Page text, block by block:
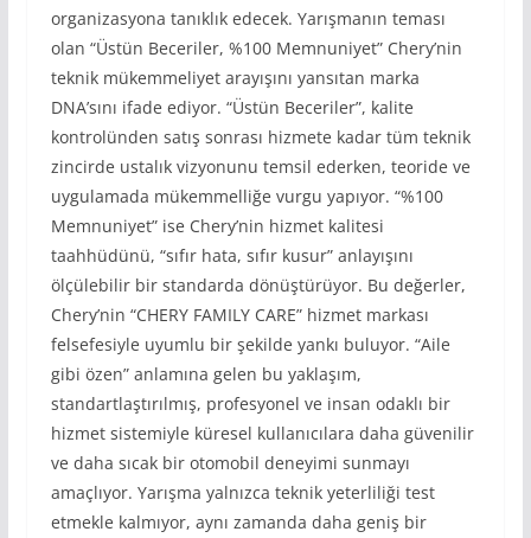
organizasyona tanıklık edecek. Yarışmanın teması
olan “Üstün Beceriler, %100 Memnuniyet” Chery’nin
teknik mükemmeliyet arayışını yansıtan marka
DNA’sını ifade ediyor. “Üstün Beceriler”, kalite
kontrolünden satış sonrası hizmete kadar tüm teknik
zincirde ustalık vizyonunu temsil ederken, teoride ve
uygulamada mükemmelliğe vurgu yapıyor. “%100
Memnuniyet” ise Chery’nin hizmet kalitesi
taahhüdünü, “sıfır hata, sıfır kusur” anlayışını
ölçülebilir bir standarda dönüştürüyor. Bu değerler,
Chery’nin “CHERY FAMILY CARE” hizmet markası
felsefesiyle uyumlu bir şekilde yankı buluyor. “Aile
gibi özen” anlamına gelen bu yaklaşım,
standartlaştırılmış, profesyonel ve insan odaklı bir
hizmet sistemiyle küresel kullanıcılara daha güvenilir
ve daha sıcak bir otomobil deneyimi sunmayı
amaçlıyor. Yarışma yalnızca teknik yeterliliği test
etmekle kalmıyor, aynı zamanda daha geniş bir